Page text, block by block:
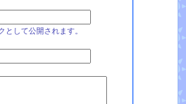
として公開されます。